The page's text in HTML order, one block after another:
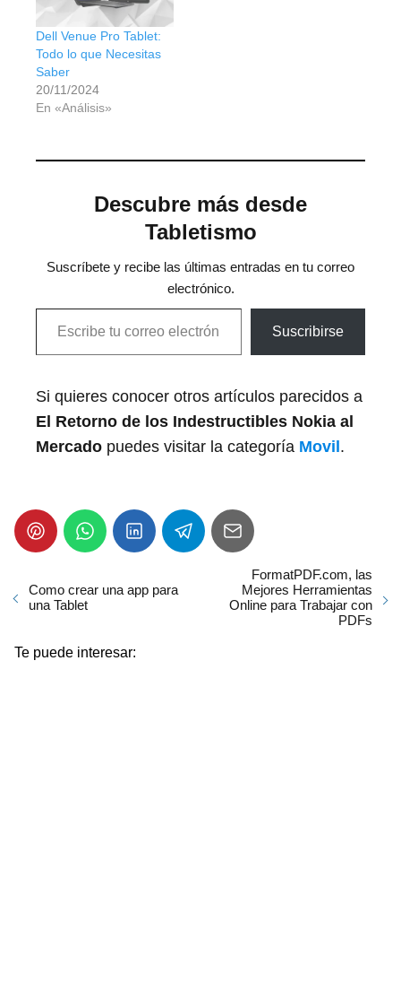
Dell Venue Pro Tablet:
Todo lo que Necesitas
Saber
20/11/2024
En «Análisis»
Descubre más desde
Tabletismo
Suscríbete y recibe las últimas entradas en tu correo
electrónico.
Escribe tu correo electrónico…
Suscribirse
Si quieres conocer otros artículos parecidos a
El Retorno de los Indestructibles Nokia al
Mercado puedes visitar la categoría Movil.
Como crear una app para
una Tablet
FormatPDF.com, las
Mejores Herramientas
Online para Trabajar con
PDFs
Te puede interesar: